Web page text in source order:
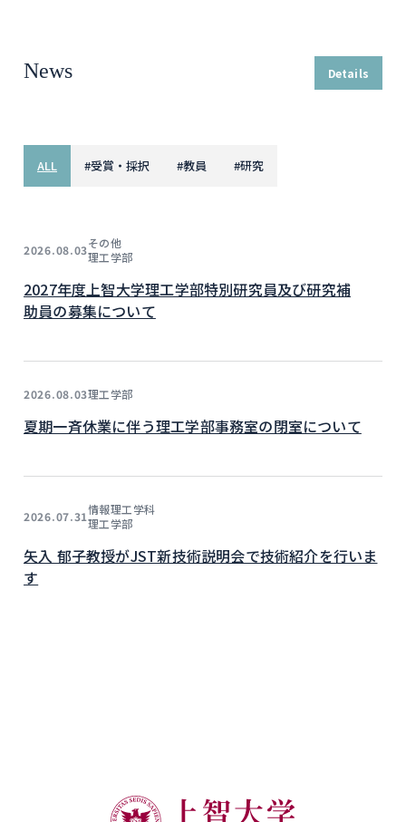
News Details
ALL #受賞・採択 #教員 #研究
2026.08.03その他
理工学部
2027年度上智大学理工学部特別研究員及び研究補
助員の募集について
2026.08.03理工学部
夏期一斉休業に伴う理工学部事務室の閉室について
2026.07.31情報理工学科
理工学部
矢入 郁子教授がJST新技術説明会で技術紹介を行いま
す